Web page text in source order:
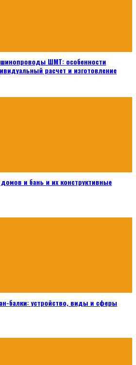
ШМТ: особенности
расчет и изготовление
и бань и их конструктивные
балки: устройство, виды и сферы